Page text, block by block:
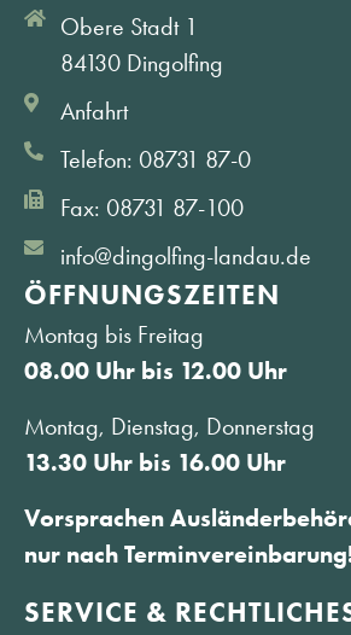
Obere Stadt 1
84130 Dingolfing
Anfahrt
Telefon: 08731 87-0
Fax: 08731 87-100
info@dingolfing-landau.de
ÖFFNUNGS­ZEITEN
Montag bis Freitag
08.00 Uhr bis 12.00 Uhr
Montag, Dienstag, Donnerstag
13.30 Uhr bis 16.00 Uhr
Vorsprachen
nur nach
SERVICE &